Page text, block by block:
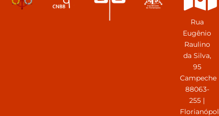
Rua
Eugênio
Raulino
da Silva,
95
Campeche
88063-
255 |